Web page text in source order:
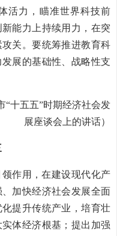
活力，瞄准世界科技前
能力上持续用力，在突
关。要统筹推进教育科
展的基础性、战略性支
“十五五”时期经济社会发
展座谈会上的讲话）
领作用，在建设现代化产
加快经济社会发展全面
提升传统产业，培育壮
体经济根基；提出加强